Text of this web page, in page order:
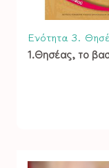
Ενότητα 3.
1.Θησέας, το